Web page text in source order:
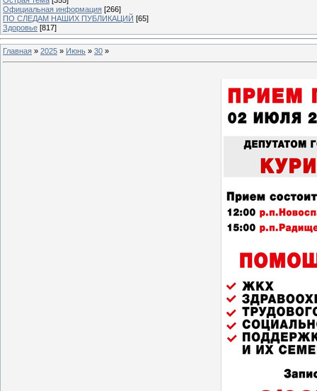
Официальная информация [266]
ПО СЛЕДАМ НАШИХ ПУБЛИКАЦИЙ [65]
Здоровье [817]
Главная » 2025 » Июнь » 30 »